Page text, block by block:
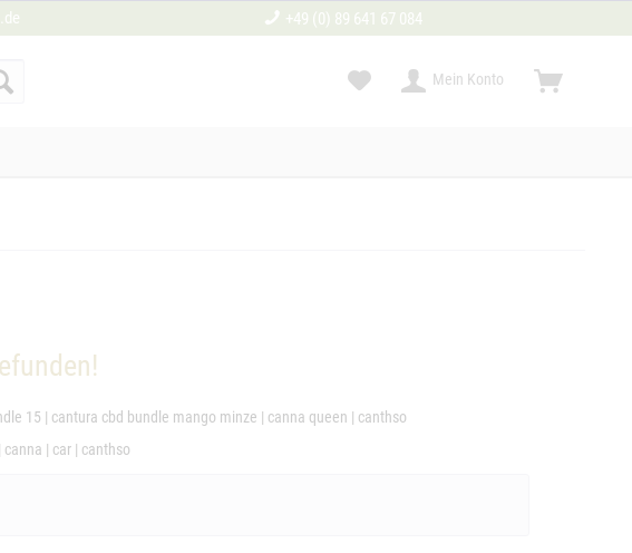
+49 (0) 89 641 67 084
Mein Konto
15 | cantura cbd bundle mango minze | canna queen | canthso
canna | car | canthso